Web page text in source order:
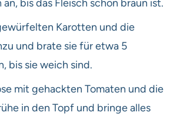
an, bis das Fleisch schön braun ist.
Karotten und die
und brate sie für etwa 5
bis sie weich sind.
mit gehackten Tomaten und die
in den Topf und bringe alles